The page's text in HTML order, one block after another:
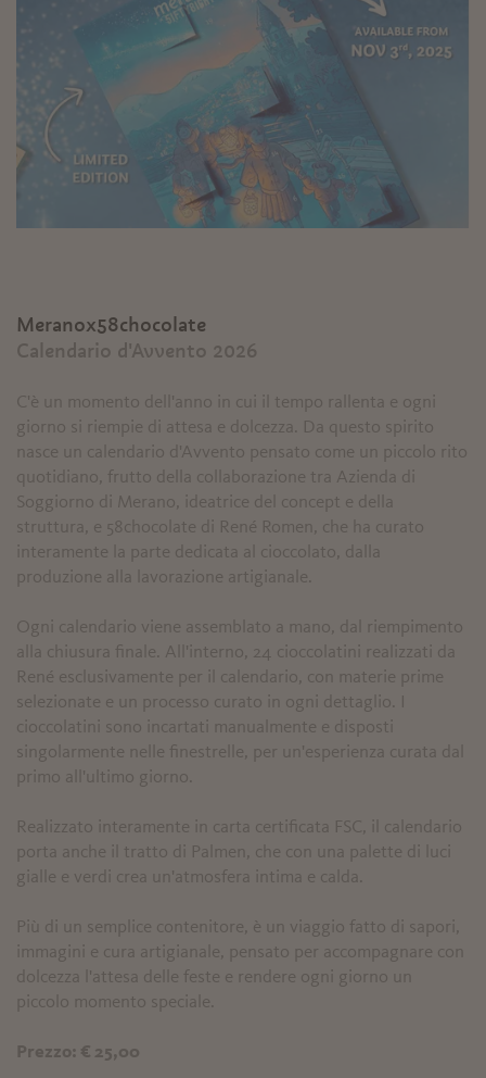
Meranox58chocolate
Calendario d'Avvento 2026
C'è un momento dell'anno in cui il tempo rallenta e ogni
giorno si riempie di attesa e dolcezza. Da questo spirito
nasce un calendario d'Avvento pensato come un piccolo rito
quotidiano, frutto della collaborazione tra Azienda di
Soggiorno di Merano, ideatrice del concept e della
struttura, e 58chocolate di René Romen, che ha curato
interamente la parte dedicata al cioccolato, dalla
produzione alla lavorazione artigianale.
Ogni calendario viene assemblato a mano, dal riempimento
alla chiusura finale. All'interno, 24 cioccolatini realizzati da
René esclusivamente per il calendario, con materie prime
selezionate e un processo curato in ogni dettaglio. I
cioccolatini sono incartati manualmente e disposti
singolarmente nelle finestrelle, per un'esperienza curata dal
primo all'ultimo giorno.
Realizzato interamente in carta certificata FSC, il calendario
porta anche il tratto di Palmen, che con una palette di luci
gialle e verdi crea un'atmosfera intima e calda.
Più di un semplice contenitore, è un viaggio fatto di sapori,
immagini e cura artigianale, pensato per accompagnare con
dolcezza l'attesa delle feste e rendere ogni giorno un
piccolo momento speciale.
Prezzo: € 25,00